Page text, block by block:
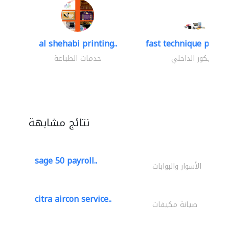
al shehabi printing..
خدمات الطباعة
fast technique pre-
الديكور الداخلي
نتائج مشابهة
sage 50 payroll.. الأسوار والبوابات
citra aircon service.. صيانة مكيفات